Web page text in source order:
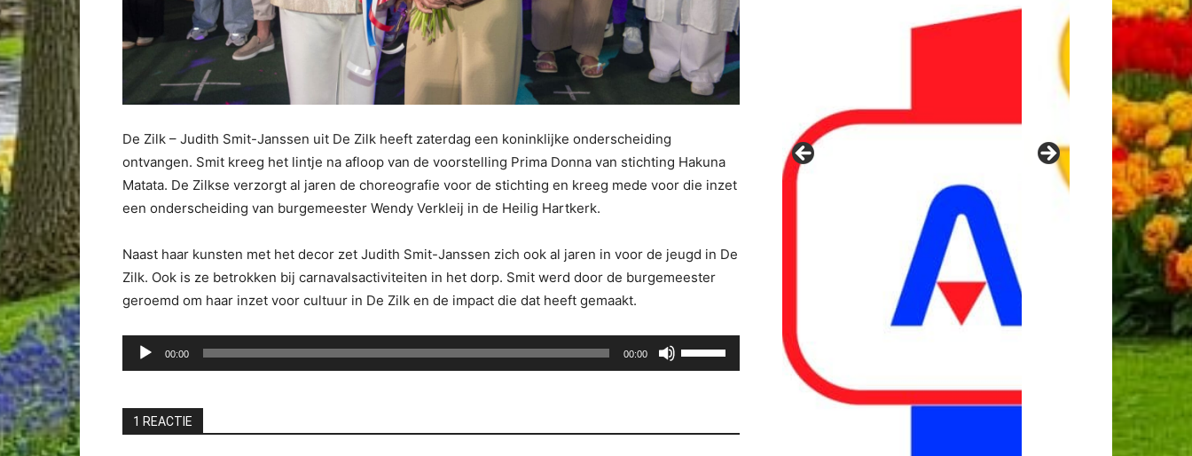
De Zilk – Judith Smit-Janssen uit De Zilk heeft zaterdag een koninklijke onderscheiding
ontvangen. Smit kreeg het lintje na afloop van de voorstelling Prima Donna van stichting Hakuna
Matata. De Zilkse verzorgt al jaren de choreografie voor de stichting en kreeg mede voor die inzet
een onderscheiding van burgemeester Wendy Verkleij in de Heilig Hartkerk.
Naast haar kunsten met het decor zet Judith Smit-Janssen zich ook al jaren in voor de jeugd in De
Zilk. Ook is ze betrokken bij carnavalsactiviteiten in het dorp. Smit werd door de burgemeester
geroemd om haar inzet voor cultuur in De Zilk en de impact die dat heeft gemaakt.
Audiospeler
00:00 00:00
Omhoog/Omlaag
het
1 REACTIE